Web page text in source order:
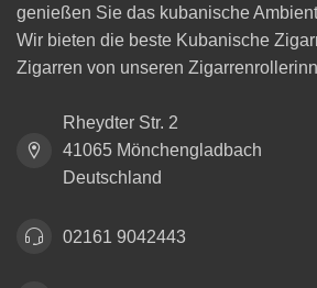
genießen Sie das kubanische
Wir bieten die beste Kubanische
Zigarren von unseren
Rheydter Str. 2
41065 Mönchengladbach
Deutschland
02161 9042443